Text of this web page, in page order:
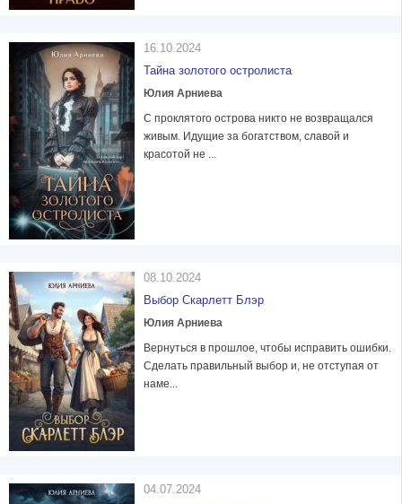
16.10.2024
Тайна золотого остролиста
Юлия Арниева
С проклятого острова никто не возвращался
живым. Идущие за богатством, славой и
красотой не ...
08.10.2024
Выбор Скарлетт Блэр
Юлия Арниева
Вернуться в прошлое, чтобы исправить ошибки.
Сделать правильный выбор и, не отступая от
наме...
04.07.2024